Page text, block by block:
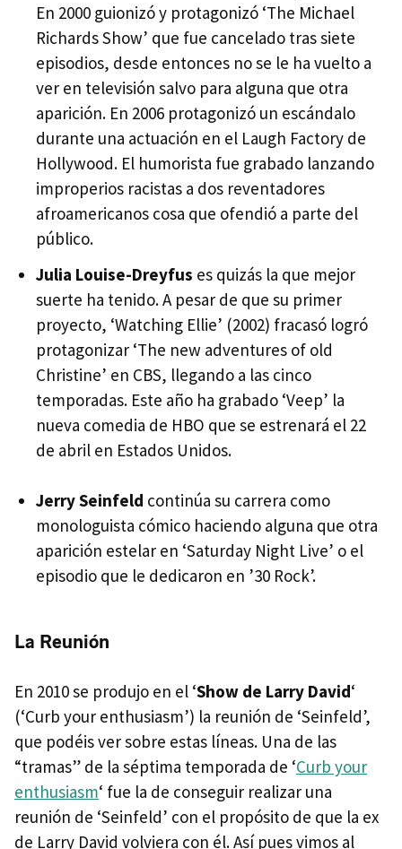
En 2000 guionizó y protagonizó ‘The Michael
Richards Show’ que fue cancelado tras siete
episodios, desde entonces no se le ha vuelto a
ver en televisión salvo para alguna que otra
aparición. En 2006 protagonizó un escándalo
durante una actuación en el Laugh Factory de
Hollywood. El humorista fue grabado lanzando
improperios racistas a dos reventadores
afroamericanos cosa que ofendió a parte del
público.
Julia Louise-Dreyfus es quizás la que mejor
suerte ha tenido. A pesar de que su primer
proyecto, ‘Watching Ellie’ (2002) fracasó logró
protagonizar ‘The new adventures of old
Christine’ en CBS, llegando a las cinco
temporadas. Este año ha grabado ‘Veep’ la
nueva comedia de HBO que se estrenará el 22
de abril en Estados Unidos.
Jerry Seinfeld continúa su carrera como
monologuista cómico haciendo alguna que otra
aparición estelar en ‘Saturday Night Live’ o el
episodio que le dedicaron en ’30 Rock’.
La Reunión
En 2010 se produjo en el ‘Show de Larry David‘
(‘Curb your enthusiasm’) la reunión de ‘Seinfeld’,
que podéis ver sobre estas líneas. Una de las
“tramas” de la séptima temporada de ‘Curb your
enthusiasm‘ fue la de conseguir realizar una
reunión de ‘Seinfeld’ con el propósito de que la ex
de Larry David volviera con él. Así pues vimos al